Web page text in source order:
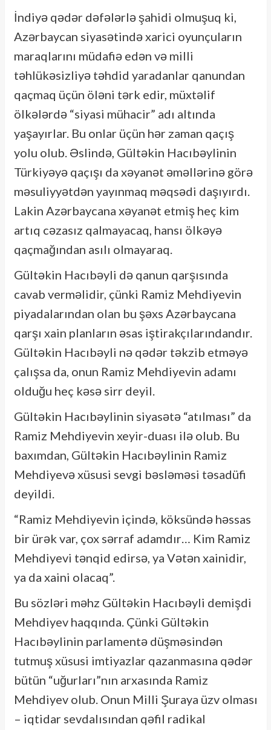
İndiyə qədər dəfələrlə şahidi olmuşuq ki,
Azərbaycan siyasətində xarici oyunçuların
maraqlarını müdafiə edən və milli
təhlükəsizliyə təhdid yaradanlar qanundan
qaçmaq üçün öləni tərk edir, müxtəlif
ölkələrdə “siyasi mühacir” adı altında
yaşayırlar. Bu onlar üçün hər zaman qaçış
yolu olub. Əslində, Gültəkin Hacıbəylinin
Türkiyəyə qaçışı da xəyanət əməllərinə görə
məsuliyyətdən yayınmaq məqsədi daşıyırdı.
Lakin Azərbaycana xəyanət etmiş heç kim
artıq cəzasız qalmayacaq, hansı ölkəyə
qaçmağından asılı olmayaraq.
Gültəkin Hacıbəyli də qanun qarşısında
cavab verməlidir, çünki Ramiz Mehdiyevin
piyadalarından olan bu şəxs Azərbaycana
qarşı xain planların əsas iştirakçılarındandır.
Gültəkin Hacıbəyli nə qədər təkzib etməyə
çalışsa da, onun Ramiz Mehdiyevin adamı
olduğu heç kəsə sirr deyil.
Gültəkin Hacıbəylinin siyasətə “atılması” da
Ramiz Mehdiyevin xeyir-duası ilə olub. Bu
baxımdan, Gültəkin Hacıbəylinin Ramiz
Mehdiyevə xüsusi sevgi bəsləməsi təsadüfi
deyildi.
“Ramiz Mehdiyevin içində, köksündə həssas
bir ürək var, çox sərraf adamdır… Kim Ramiz
Mehdiyevi tənqid edirsə, ya Vətən xainidir,
ya da xaini olacaq”.
Bu sözləri məhz Gültəkin Hacıbəyli demişdi
Mehdiyev haqqında. Çünki Gültəkin
Hacıbəylinin parlamentə düşməsindən
tutmuş xüsusi imtiyazlar qazanmasına qədər
bütün “uğurları”nın arxasında Ramiz
Mehdiyev olub. Onun Milli Şuraya üzv olması
– iqtidar sevdalısından qəfil radikal